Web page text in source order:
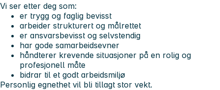
Vi ser etter deg som:
er trygg og faglig bevisst
arbeider strukturert og målrettet
er ansvarsbevisst og selvstendig
har gode samarbeidsevner
håndterer krevende situasjoner på en rolig og
profesjonell måte
bidrar til et godt arbeidsmiljø
Personlig egnethet vil bli tillagt stor vekt.